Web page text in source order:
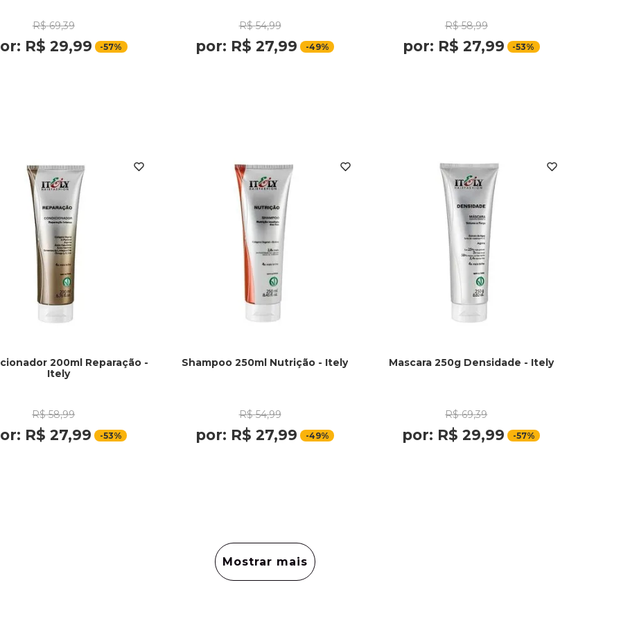
R$ 69,39
R$ 29,99 -57%
R$ 54,99
por: R$ 27,99 -49%
R$ 58,99
por: R$ 27,99 -53%
200ml Reparação -
Itely
R$ 58,99
R$ 27,99 -53%
Shampoo 250ml Nutrição - Itely
R$ 54,99
por: R$ 27,99 -49%
Mascara 250g Densidade - Itely
R$ 69,39
por: R$ 29,99 -57%
Mostrar mais